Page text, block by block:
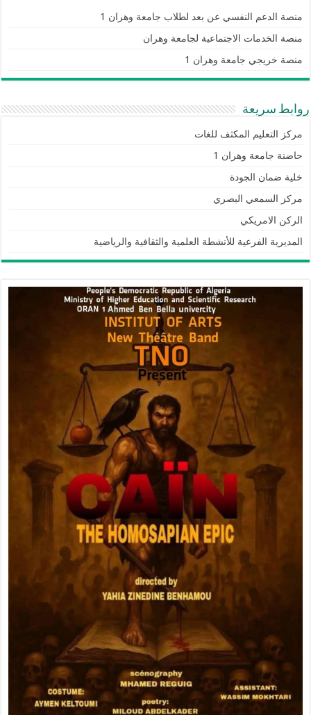
منصة الدعم النفسي عن بعد لطلاب جامعة وهران 1
منصة الخدمات الاجتماعية لجامعة وهران
منصة خريجي جامعة وهران 1
روابط سريعة
مركز التعليم المكثف للغات
حاضنة جامعة وهران 1
خلية ضمان الجودة
مركز السمعي البصري
الركن الامريكي
المديرية الفرعية للأنشطة العلمية والثقافية والرياضية